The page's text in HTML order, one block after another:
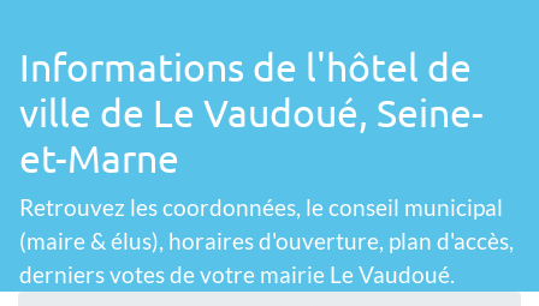
Informations de l'hôtel de
ville de Le Vaudoué, Seine-
et-Marne
Retrouvez les coordonnées, le conseil municipal
(maire & élus), horaires d'ouverture, plan d'accès,
derniers votes de votre mairie Le Vaudoué.